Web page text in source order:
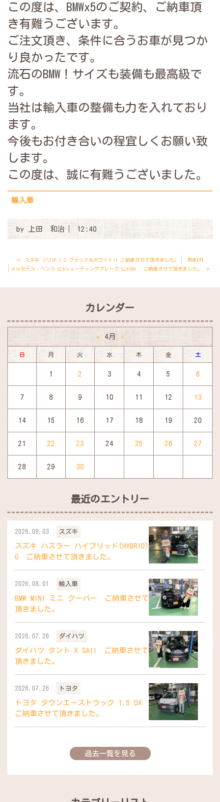
この度は、BMWx5のご契約、ご納車頂
き有難うございます。
ご注文頂き、条件に合うお車が見つか
り良かったです。
流石のBMW！サイズも装備も最高級で
す。
当社は輸入車の整備も力を入れており
ます。
今後もお付き合いの程宜しくお願い致
します。
この度は、誠に有難うございました。
輸入車
by上田 和治 12:40
« スズキ ソリオ 1.2 ブラック＆ホワイトII ご納車させて頂きました。 main
メルセデス・ベンツ CLAシューティングブレーク CLA180 ご納車させて頂きました。 »
カレンダー
« 4月 »
日 月 火 水 木 金 土
1 2 3 4 5 6
7 8 9 10 11 12 13
14 15 16 17 18 19 20
21 22 23 24 25 26 27
28 29 30
最近のエントリー
2026.08.03 スズキ
スズキ ハスラー ハイブリッド(HYBRID)
G ご納車させて頂きました。
2026.08.01 輸入車
BMW MINI ミニ クーパー ご納車させて
頂きました。
2026.07.26 ダイハツ
ダイハツ タント X SAII ご納車させて
頂きました。
2026.07.26 トヨタ
トヨタ タウンエーストラック 1.5 DX
ご納車させて頂きました。
過去一覧を見る